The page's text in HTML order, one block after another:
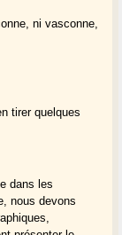
ni vasconne,
tirer quelques
dans les
nous devons